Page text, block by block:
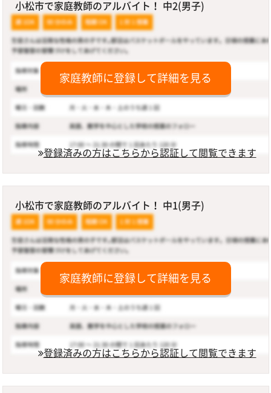
小松市で家庭教師のアルバイト！ 中2(男子)
家庭教師に登録して詳細を見る
登録済みの方はこちらから認証して閲覧できます
小松市で家庭教師のアルバイト！ 中1(男子)
家庭教師に登録して詳細を見る
登録済みの方はこちらから認証して閲覧できます